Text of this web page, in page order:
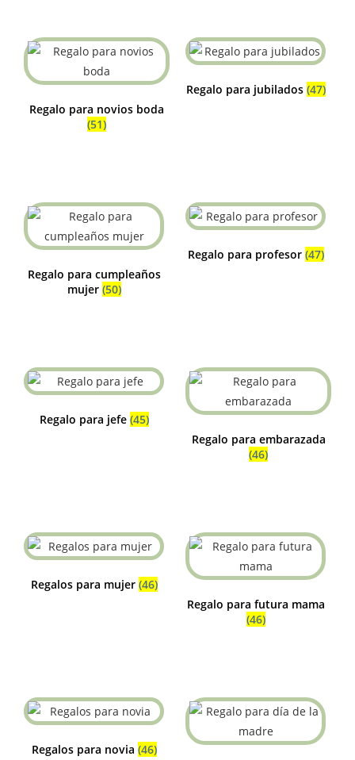
Regalo para novios boda
(51)
Regalo para jubilados (47)
Regalo para cumpleaños
mujer (50)
Regalo para profesor (47)
Regalo para jefe (45)
Regalo para embarazada
(46)
Regalos para mujer (46)
Regalo para futura mama
(46)
Regalos para novia (46)